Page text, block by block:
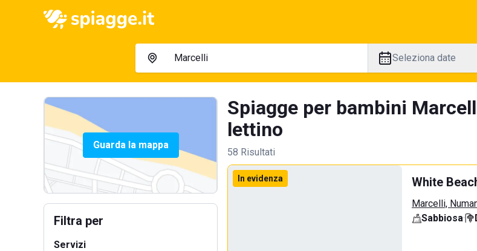
Seleziona date
Guarda la mappa
Filtra per
Servizi
Spiagge per bambini
lettino
58 Risultati
In evidenza White
Marcelli,
Sabbiosa·